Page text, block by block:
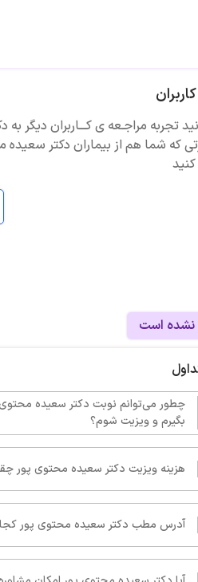
تجربه مراجـعه ی کـــاربران دیگر
که شما هم از بیماران دکتر سعیده
نشده است
بگیرم و ویزیت شوم؟
هزینه ویزیت دکتر سعیده محتوی پور چقدر است؟
آدرس مطب دکتر سعیده محتوی پور کجا است؟